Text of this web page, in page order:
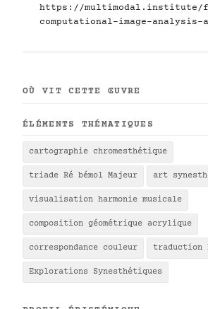
https://multimodal.institute/fr/
computational-image-analysis-
OÙ VIT CETTE ŒUVRE
ÉLÉMENTS THÉMATIQUES
cartographie chromesthétique
triade Ré bémol Majeur art
visualisation harmonie musicale
composition géométrique acrylique
correspondance couleur traduction
Explorations Synesthétiques